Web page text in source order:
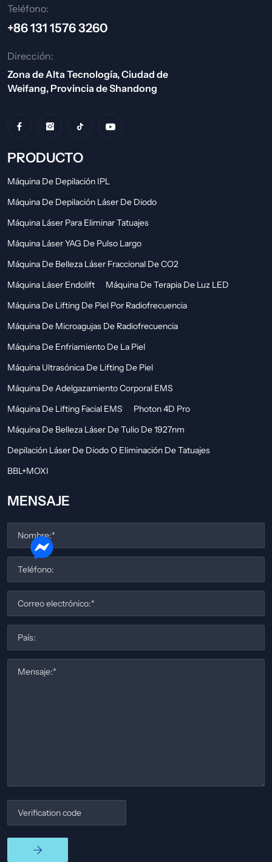
Teléfono:
+86 131 1576 3260
Dirección:
Zona de Alta Tecnología, Ciudad de
Weifang, Provincia de Shandong
PRODUCTO
Máquina De Depilación IPL
Máquina De Depilación Láser De Diodo
Máquina Láser Para Eliminar Tatuajes
Máquina Láser YAG De Pulso Largo
Máquina De Belleza Láser Fraccional De CO2
Máquina Láser Endolift
Máquina De Terapia De Luz LED
Máquina De Lifting De Piel Por Radiofrecuencia
Máquina De Microagujas De Radiofrecuencia
Máquina De Enfriamiento De La Piel
Máquina Ultrasónica De Lifting De Piel
Máquina De Adelgazamiento Corporal EMS
Máquina De Lifting Facial EMS
Photon 4D Pro
Máquina De Belleza Láser De Tulio De 1927nm
Depilación Láser De Diodo O Eliminación De Tatuajes
BBL+MOXI
MENSAJE